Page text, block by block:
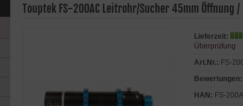
Touptek FS-200AC Leitrohr/Sucher 45mm
Lieferzeit:
Überprüfung
Art.Nr.: FS-
Bewertungen:
HAN: FS-